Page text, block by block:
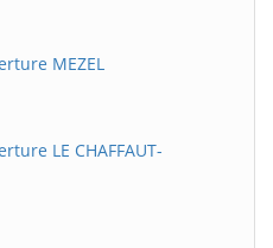
MEZEL
LE CHAFFAUT-